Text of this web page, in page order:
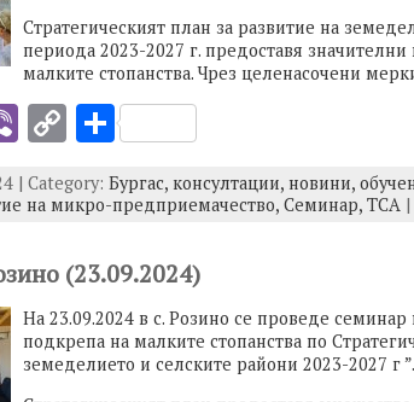
Стратегическият план за развитие на
периода 2023-2027 г. предоставя
малките стопанства. Чрез целенасочени
Vi
er
C
p
Li
n
k
S
ar
| Category:Бургас, консултации,новини,
на микро-предприемачество,Семинар,ТСА |
(23.09.2024)
На 23.09.2024 в с. Розино се проведе
подкрепа на малките стопанства по
земеделието и селските райони 2023-2027 г ”.